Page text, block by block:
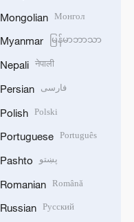
Mongolian Монгол
Myanmar မြန်မာဘာသာ
Nepali नेपाली
Persian فارسی
Polish Polski
Portuguese Português
Pashto پښتو
Romanian Română
Russian Русский